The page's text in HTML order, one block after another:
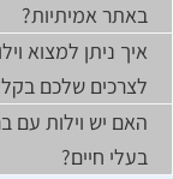
באתר אמיתיות?
איך ניתן למצוא
לצרכים שלכם
האם יש וילות עם
בעלי חיים?